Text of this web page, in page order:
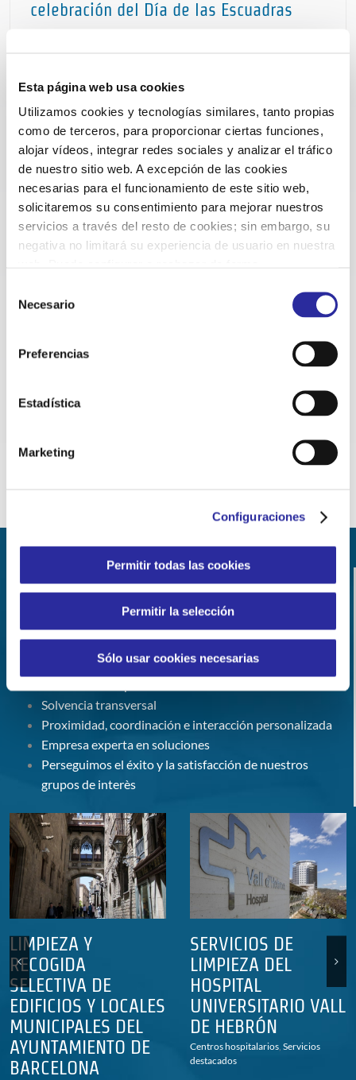
Esta página web usa cookies
Utilizamos cookies y tecnologías similares, tanto propias
como de terceros, para proporcionar ciertas funciones,
alojar vídeos, integrar redes sociales y analizar el tráfico
de nuestro sitio web. A excepción de las cookies
necesarias para el funcionamiento de este sitio web,
solicitaremos su consentimiento para mejorar nuestros
servicios a través del resto de cookies; sin embargo, su
negativa no limitará su experiencia de usuario en nuestra
más información, puede consultar nuestra
Política de
Necesario
Preferencias
Estadística
Marketing
Configuraciones
Permitir todas las cookies
Permitir la selección
Sólo usar cookies necesarias
distingue a un profesional de
celebración del Día de las Escuadras
infantes hospitalizados de la Vall
d’Hebron con un juego inclusivo que
Ndavant acerca Sant Jordi a los infantes
hospitalizados de la Vall d’Hebron con
NUESTROS
PROYECTOS
Experiencia de más de 25 años
Solvencia transversal
Proximidad, coordinación e interacción personalizada
Empresa experta en soluciones
Perseguimos el éxito y la satisfacción de nuestros
grupos de interès
LIMPIEZA Y
RECOGIDA
SELECTIVA DE
EDIFICIOS Y LOCALES
MUNICIPALES DEL
AYUNTAMIENTO DE
BARCELONA
SERVICIOS DE
LIMPIEZA DEL
HOSPITAL
UNIVERSITARIO VALL
DE HEBRÓN
Centros hospitalarios, Servicios
destacados